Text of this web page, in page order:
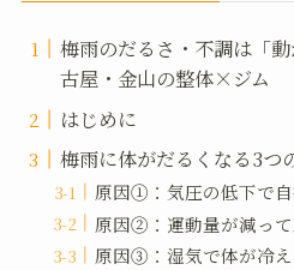
梅雨のだるさ・不調は「
古屋・金山の整体×ジム
はじめに
梅雨に体がだるくなる3つ
原因①：気圧の低下で
原因②：運動量が減っ
原因③：湿気で体が冷え